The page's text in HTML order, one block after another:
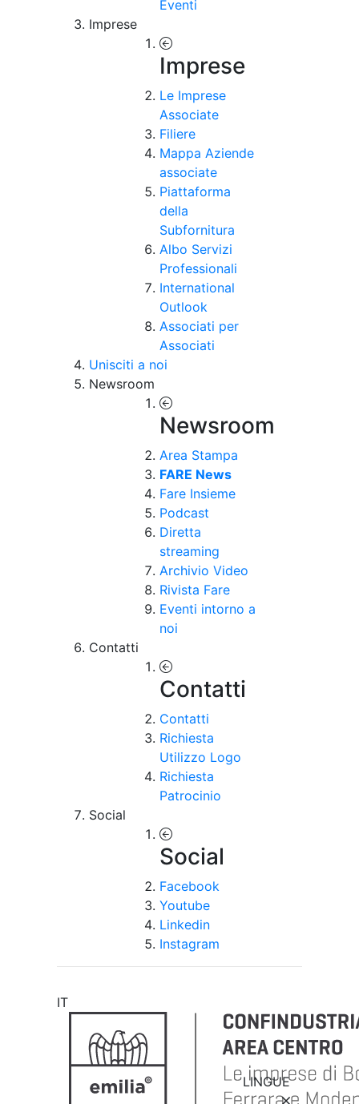
Eventi
Imprese
Imprese
Le Imprese
Associate
Filiere
Mappa Aziende
associate
Piattaforma
della
Subfornitura
Albo Servizi
Professionali
International
Outlook
Associati per
Associati
Unisciti a noi
Newsroom
Newsroom
Area Stampa
FARE News
Fare Insieme
Podcast
Diretta
streaming
Archivio Video
Rivista Fare
Eventi intorno a
noi
Contatti
Contatti
Contatti
Richiesta
Utilizzo Logo
Richiesta
Patrocinio
Social
Social
Facebook
Youtube
Linkedin
Instagram
IT
LINGUE